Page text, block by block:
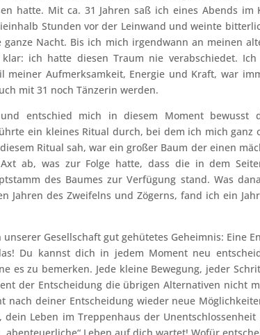
hatte. Mit ca. 31 Jahren saß ich eines Abends
Stunden vor der Leinwand und weinte
ganze Nacht. Bis ich mich irgendwann an meinen
ich hatte diesen Traum nie verabschiedet.
meiner Aufmerksamkeit, Energie und Kraft, war
mit 31 noch Tänzerin werden.
entschied mich in diesem Moment bewusst
ein kleines Ritual durch, bei dem ich mich ganz
Ritual sah, war ein großer Baum der einen
ab, was zur Folge hatte, dass die in dem
des Baumes zur Verfügung stand. Was
Jahren des Zweifelns und Zögerns, fand ich ein
Gesellschaft gut gehütetes Geheimnis: Eine
Du kannst dich in jedem Moment neu
es zu bemerken. Jede kleine Bewegung, jeder
der Entscheidung die übrigen Alternativen nicht
nach deiner Entscheidung wieder neue
dein Leben im Treppenhaus der